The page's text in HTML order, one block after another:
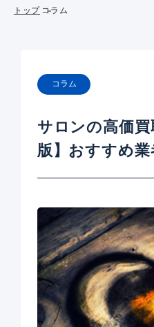
トップ コラム
コラム
サロンの高価
版】おすすめ業